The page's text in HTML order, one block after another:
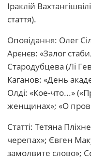
Іраклій
стаття).
Оповідання: Олег
Арєнєв: «Залог
Стародубцева (Лі
Каганов: «День
Олді: «Кое-что...»
женщинах»; «О
Статті: Тетяна
черепах»; Євген
замолвите слово»;